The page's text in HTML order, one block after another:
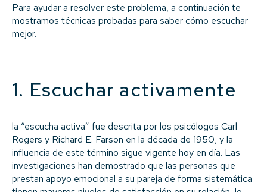
Para ayudar a resolver este problema, a continuación te
mostramos técnicas probadas para saber cómo escuchar
mejor.
1. Escuchar activamente
la “escucha activa” fue descrita por los psicólogos Carl
Rogers y Richard E. Farson en la década de 1950, y la
influencia de este término sigue vigente hoy en día. Las
investigaciones han demostrado que las personas que
prestan apoyo emocional a su pareja de forma sistemática